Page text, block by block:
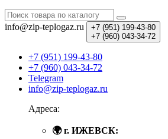
info@zip-teplogaz.ru +7 (951) 199-43-80
+7 (960) 043-34-72
+7 (951) 199-43-80
+7 (960) 043-34-72
Telegram
info@zip-teplogaz.ru
Адреса:
🌍 г. ИЖЕВСК: